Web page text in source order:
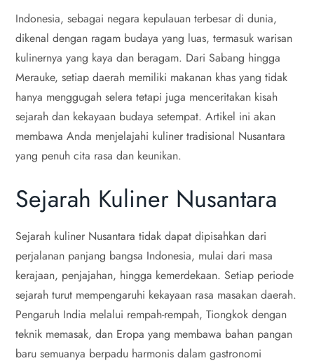
Indonesia, sebagai negara kepulauan terbesar di dunia,
dikenal dengan ragam budaya yang luas, termasuk warisan
kulinernya yang kaya dan beragam. Dari Sabang hingga
Merauke, setiap daerah memiliki makanan khas yang tidak
hanya menggugah selera tetapi juga menceritakan kisah
sejarah dan kekayaan budaya setempat. Artikel ini akan
membawa Anda menjelajahi kuliner tradisional Nusantara
yang penuh cita rasa dan keunikan.
Sejarah Kuliner Nusantara
Sejarah kuliner Nusantara tidak dapat dipisahkan dari
perjalanan panjang bangsa Indonesia, mulai dari masa
kerajaan, penjajahan, hingga kemerdekaan. Setiap periode
sejarah turut mempengaruhi kekayaan rasa masakan daerah.
Pengaruh India melalui rempah-rempah, Tiongkok dengan
teknik memasak, dan Eropa yang membawa bahan pangan
baru semuanya berpadu harmonis dalam gastronomi